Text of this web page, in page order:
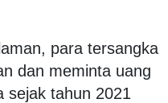
para tersangka
dan meminta uang
sejak tahun 2021